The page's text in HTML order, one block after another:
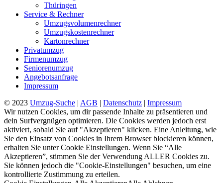
Thüringen
Service & Rechner
Umzugsvolumenrechner
Umzugskostenrechner
Kartonrechner
Privatumzug
Firmenumzug
Seniorenumzug
Angebotsanfrage
Impressum
© 2023 Umzug-Suche | AGB | Datenschutz | Impressum
Wir nutzen Cookies, um dir passende Inhalte zu präsentieren und
dein Surfvergnügen optimieren. Die Cookies werden jedoch erst
aktiviert, sobald Sie auf "Akzeptieren" klicken. Eine Anleitung, wie
Sie den Einsatz von Cookies in Ihrem Browser blockieren können,
erhalten Sie unter Cookie Einstellungen. Wenn Sie “Alle
Akzeptieren”, stimmen Sie der Verwendung ALLER Cookies zu.
Sie können jedoch die "Cookie-Einstellungen" besuchen, um eine
kontrollierte Zustimmung zu erteilen.